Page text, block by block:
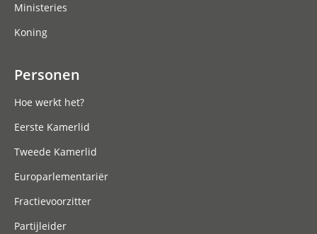
Ministeries
Koning
Personen
Hoe werkt het?
Eerste Kamerlid
Tweede Kamerlid
Europarlementariër
Fractievoorzitter
Partijleider